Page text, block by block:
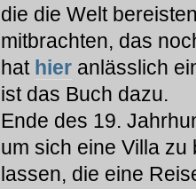
die die Welt
mitbrachten, das
hat hier anlässlich
ist das Buch dazu.
Ende des 19.
um sich eine Villa zu
lassen, die eine